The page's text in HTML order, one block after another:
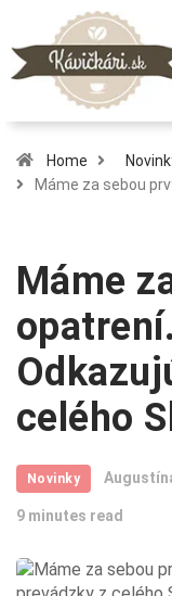
Home
Máme za sebou
Máme
celého
Novinky
9 minutes read